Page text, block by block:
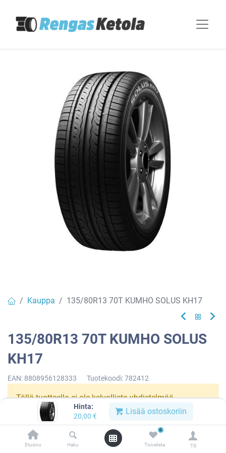
Hinta:
20,00 € Lisää ostoskoriin
Etusivu Haku
0
Toivelista Tili
Kauppa 135/80R13 70T KUMHO SOLUS KH17
135/80R13 70T KUMHO SOLUS
KH17
EAN: 8808956128333 Tuotekoodi:782412
Tällä tuotteella ei ole kelvollista yhdistelmää.
KUMHO